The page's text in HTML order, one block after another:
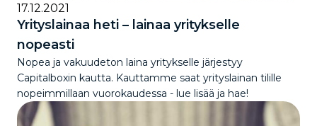
17.12.2021
Yrityslainaa heti – lainaa yritykselle
nopeasti
Nopea ja vakuudeton laina yritykselle järjestyy
Capitalboxin kautta. Kauttamme saat yrityslainan tilille
nopeimmillaan vuorokaudessa - lue lisää ja hae!